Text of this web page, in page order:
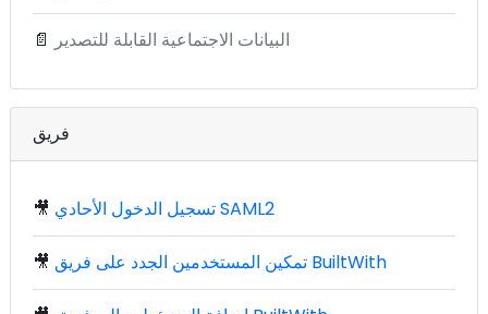
📄 البيانات الاجتماعية القابلة للتصدير
فريق
🎥 تسجيل الدخول الأحادي SAML2
🎥 تمكين المستخدمين الجدد على فريق BuiltWith